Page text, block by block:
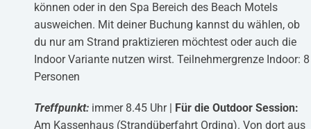
können oder in den Spa Bereich des Beach Motels
ausweichen. Mit deiner Buchung kannst du wählen, ob
du nur am Strand praktizieren möchtest oder auch die
Indoor Variante nutzen wirst. Teilnehmergrenze Indoor: 8
Personen
Treffpunkt: immer 8.45 Uhr |
Für die Outdoor Session:
Am Kassenhaus (Strandüberfahrt Ording). Von dort aus